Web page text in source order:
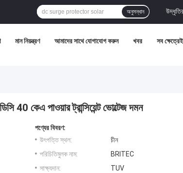
অনুসন্ধান
মান নিয়ন্ত্রণ আমাদের সাথে যোগাযোগ করুন খবর সব ক্ষেত্রেই
40 কেএ পাওয়ার ট্রান্সিয়েন্ট ভোল্টেজ দমন
পণ্যের বিবরণ:
উৎপত্তি স্থল:
চীন
পরিচিতিমুলক নাম:
BRITEC
সাক্ষ্যদান:
TUV